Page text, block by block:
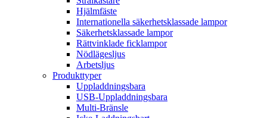
Hjälmfäste
Internationella säkerhetsklassade lampor
Säkerhetsklassade lampor
Rättvinklade ficklampor
Nödlägesljus
Arbetsljus
Produkttyper
Uppladdningsbara
USB-Uppladdningsbara
Multi-Bränsle